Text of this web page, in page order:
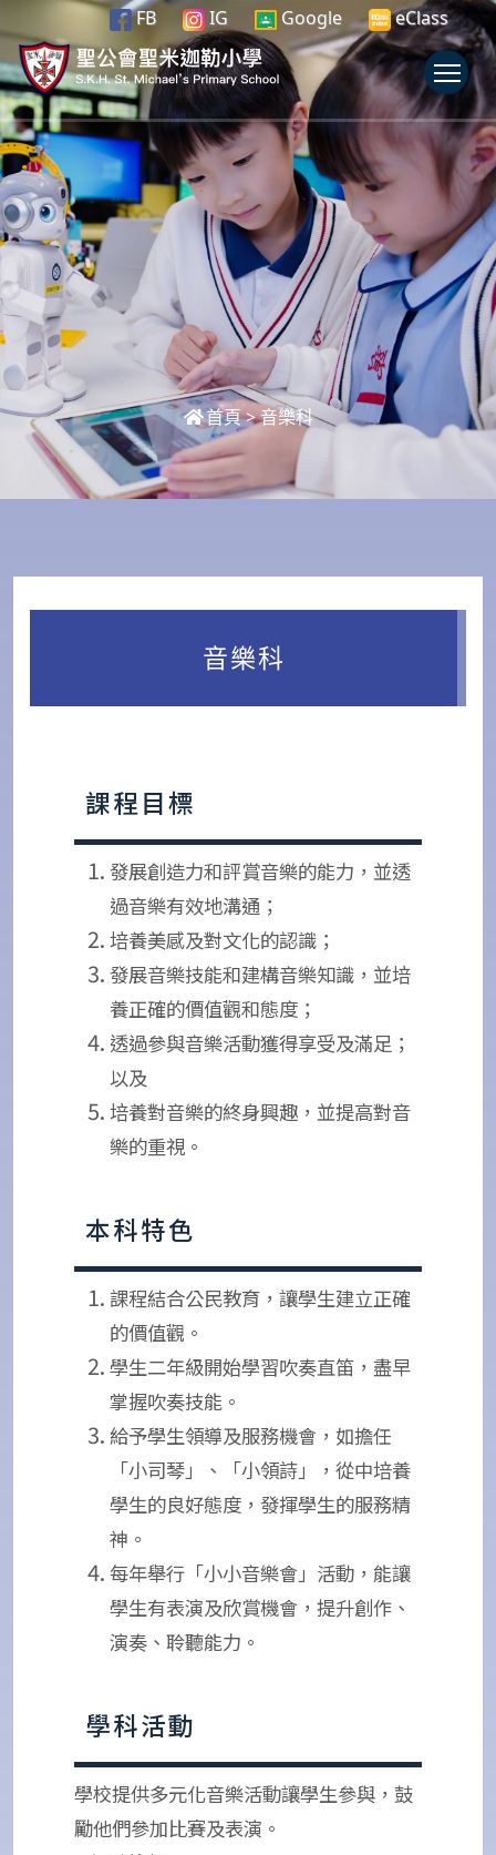
FB IG Google eClass
首頁>音樂科
音樂科
課程目標
發展創造力和評賞音樂的能力，並透
過音樂有效地溝通；
培養美感及對文化的認識；
發展音樂技能和建構音樂知識，並培
養正確的價值觀和態度；
透過參與音樂活動獲得享受及滿足；
以及
培養對音樂的終身興趣，並提高對音
樂的重視。
本科特色
課程結合公民教育，讓學生建立正確
的價值觀。
學生二年級開始學習吹奏直笛，盡早
掌握吹奏技能。
給予學生領導及服務機會，如擔任
「小司琴」、「小領詩」，從中培養
學生的良好態度，發揮學生的服務精
神。
每年舉行「小小音樂會」活動，能讓
學生有表演及欣賞機會，提升創作、
演奏、聆聽能力。
學科活動
學校提供多元化音樂活動讓學生參與，鼓
勵他們參加比賽及表演。